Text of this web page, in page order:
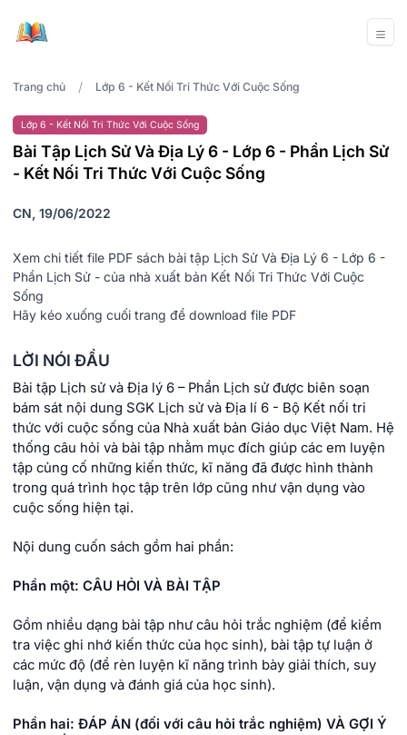
Trang chủ / Lớp 6 - Kết Nối Tri Thức Với Cuộc Sống
Lớp 6 - Kết Nối Tri Thức Với Cuộc Sống
Bài Tập Lịch Sử Và Địa Lý 6 - Lớp 6 - Phần Lịch Sử
- Kết Nối Tri Thức Với Cuộc Sống
CN, 19/06/2022
Xem chi tiết file PDF sách bài tập Lịch Sử Và Địa Lý 6 - Lớp 6 -
Phần Lịch Sử - của nhà xuất bản Kết Nối Tri Thức Với Cuộc
Sống
Hãy kéo xuống cuối trang để download file PDF
LỜI NÓI ĐẦU
Bài tập Lịch sử và Địa lý 6 – Phần Lịch sử được biên soạn
bám sát nội dung SGK Lịch sử và Địa lí 6 - Bộ Kết nối tri
thức với cuộc sống của Nhà xuất bản Giáo dục Việt Nam. Hệ
thống câu hỏi và bài tập nhằm mục đích giúp các em luyện
tập củng cố những kiến thức, kĩ năng đã được hình thành
trong quá trình học tập trên lớp cũng như vận dụng vào
cuộc sống hiện tại.
Nội dung cuốn sách gồm hai phần:
Phần một: CÂU HỎI VÀ BÀI TẬP
Gồm nhiều dạng bài tập như câu hỏi trắc nghiệm (để kiểm
tra việc ghi nhớ kiến thức của học sinh), bài tập tự luận ở
các mức độ (để rèn luyện kĩ năng trình bày giải thích, suy
luận, vận dụng và đánh giá của học sinh).
Phần hai: ĐÁP ÁN (đối với câu hỏi trắc nghiệm) VÀ GỢI Ý